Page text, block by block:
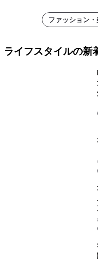
ファッション
ライフスタイルの新